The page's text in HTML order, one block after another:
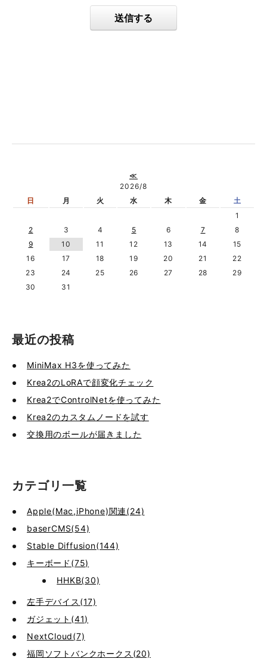
送信する
≪
2026/8
日
月 火 水 木 金
土
1
2
3 4 5 6 7
8
9
10 11 12 13 14
15
16
17 18 19 20 21
22
23
24 25 26 27 28
29
30
31
最近の投稿
MiniMax H3を使ってみた
Krea2のLoRAで顔変化チェック
Krea2でControlNetを使ってみた
Krea2のカスタムノードを試す
交換用のボールが届きました
カテゴリ一覧
Apple(Mac,iPhone)関連(24)
baserCMS(54)
Stable Diffusion(144)
キーボード(75)
HHKB(30)
左手デバイス(17)
ガジェット(41)
NextCloud(7)
福岡ソフトバンクホークス(20)